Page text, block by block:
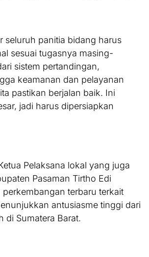
seluruh panitia bidang harus
sesuai tugasnya masing-
sistem pertandingan,
keamanan dan pelayanan
pastikan berjalan baik. Ini
jadi harus dipersiapkan
Pelaksana lokal yang juga
Pasaman Tirtho Edi
terbaru terkait
antusiasme tinggi dari
di Sumatera Barat.